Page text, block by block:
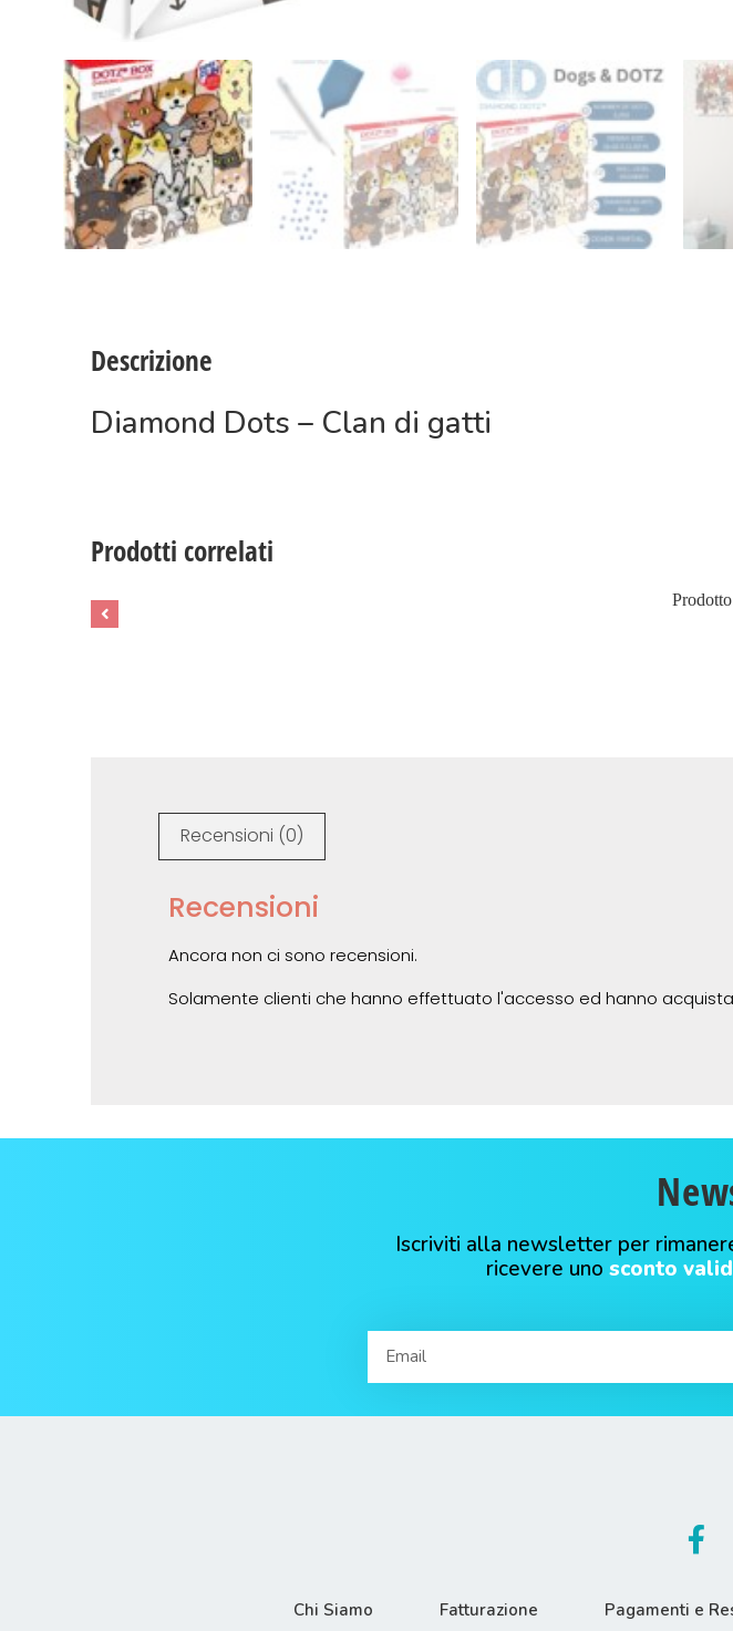
Descrizione
Diamond Dots – Clan di gatti
Prodotti correlati
Recensioni (0)
Recensioni
Ancora non ci sono recensioni.
Solamente clienti che hanno effettuato l'accesso ed hanno
Iscriviti alla newsletter per
ricevere uno sconto
Chi Siamo Fatturazione Pagamenti e